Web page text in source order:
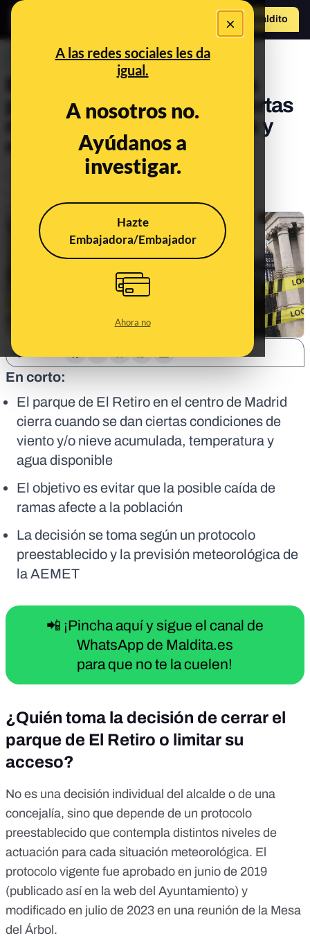
×
A las redes sociales les da
igual.
A nosotros no.
Ayúdanos a
investigar.
Hazte
Embajadora/Embajador
Ahora no
Hazte Maldito
PREBUNKING
El cierre de El Retiro y otros
parques madrileños por alertas
meteorológicas: preguntas y
respuestas
Actualizado elJun 4, 2025, 1:19:00 PM
En corto:
El parque de El Retiro en el centro de Madrid
cierra cuando se dan ciertas condiciones de
viento y/o nieve acumulada, temperatura y
agua disponible
El objetivo es evitar que la posible caída de
ramas afecte a la población
La decisión se toma según un protocolo
preestablecido y la previsión meteorológica de
la AEMET
📲 ¡Pincha aquí y sigue el canal de
WhatsApp de Maldita.es
para que no te la cuelen!
¿Quién toma la decisión de cerrar el
parque de El Retiro o limitar su
acceso?
No es una decisión individual del alcalde o de una
concejalía, sino que depende de un protocolo
preestablecido que contempla distintos niveles de
actuación para cada situación meteorológica. El
protocolo vigente fue aprobado en junio de 2019
(publicado así en la web del Ayuntamiento) y
modificado en julio de 2023 en una reunión de la Mesa
del Árbol.